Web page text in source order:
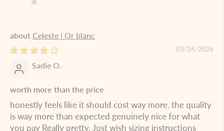
Celeste | Or blanc
03/26/2026
Sadie O.
worth more than the price
honestly feels like it should cost way more. the quality
is way more than expected genuinely nice for what
you pay Really pretty. Just wish sizing instructions